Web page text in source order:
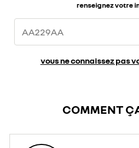
renseignez votre
vous ne connaissez pas
COMMENT